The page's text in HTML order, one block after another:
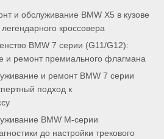
и обслуживание BMW X5 в кузове
кроссовера
BMW 7 серии (G11/G12):
и ремонт премиального флагмана
и ремонт BMW 7 серии
подход к
BMW M-серии
до настройки трекового